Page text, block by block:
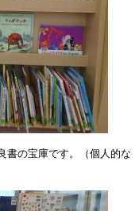
書の宝庫です。（個人的な